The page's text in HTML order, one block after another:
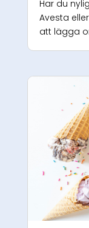
Har du
Avesta
att lägga